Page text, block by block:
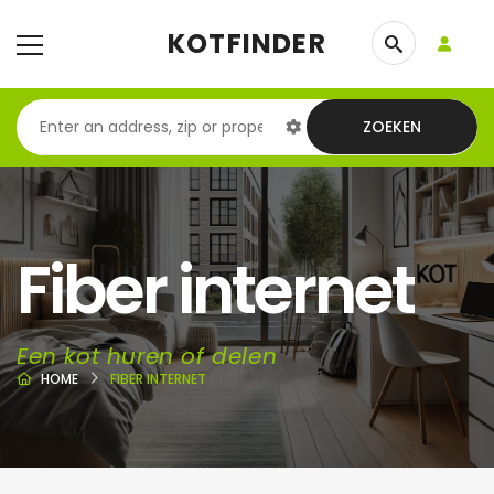
KOTFINDER
ZOEKEN
Fiber internet
Een kot huren of delen
HOME FIBER INTERNET